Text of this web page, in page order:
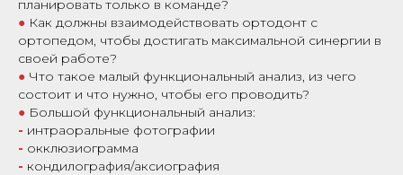
планировать только в команде?
● Как должны взаимодействовать ортодонт с
ортопедом, чтобы достигать максимальной синергии в
своей работе?
● Что такое малый функциональный анализ, из чего
состоит и что нужно, чтобы его проводить?
● Большой функциональный анализ:
- интраоральные фотографии
- окклюзиограмма
- кондилография/аксиография